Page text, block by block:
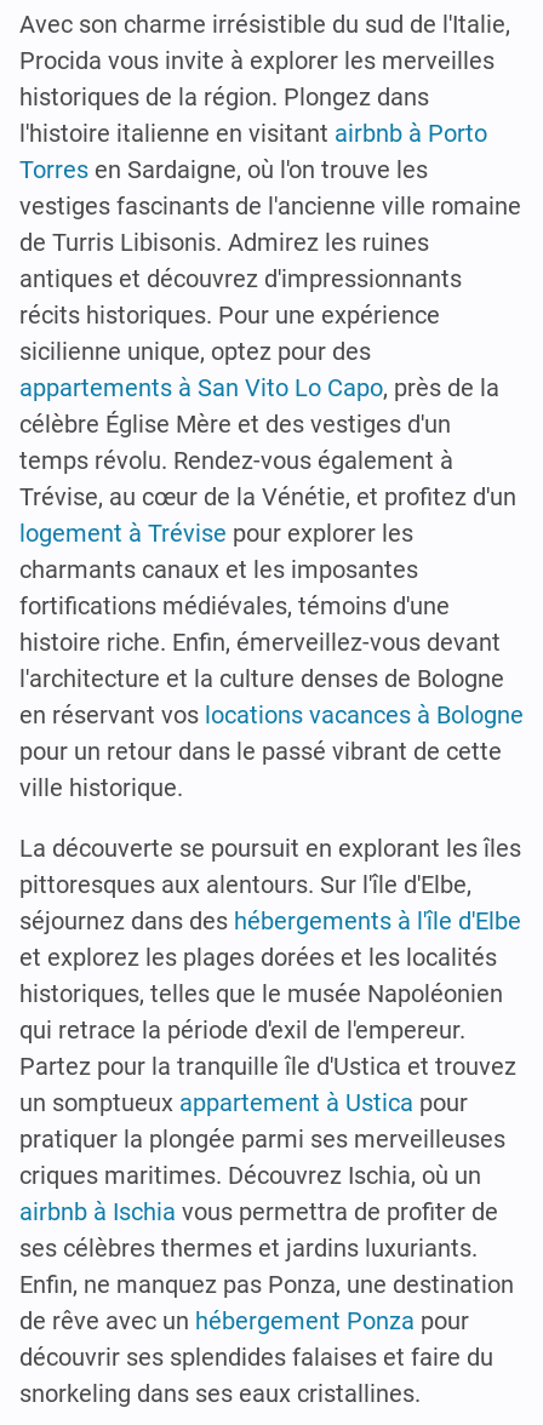
Avec son charme irrésistible du sud de l'Italie,
Procida vous invite à explorer les merveilles
historiques de la région. Plongez dans
l'histoire italienne en visitant airbnb à Porto
Torres en Sardaigne, où l'on trouve les
vestiges fascinants de l'ancienne ville romaine
de Turris Libisonis. Admirez les ruines
antiques et découvrez d'impressionnants
récits historiques. Pour une expérience
sicilienne unique, optez pour des
appartements à San Vito Lo Capo, près de la
célèbre Église Mère et des vestiges d'un
temps révolu. Rendez-vous également à
Trévise, au cœur de la Vénétie, et profitez d'un
logement à Trévise pour explorer les
charmants canaux et les imposantes
fortifications médiévales, témoins d'une
histoire riche. Enfin, émerveillez-vous devant
l'architecture et la culture denses de Bologne
en réservant vos locations vacances à Bologne
pour un retour dans le passé vibrant de cette
ville historique.
La découverte se poursuit en explorant les îles
pittoresques aux alentours. Sur l'île d'Elbe,
séjournez dans des hébergements à l'île d'Elbe
et explorez les plages dorées et les localités
historiques, telles que le musée Napoléonien
qui retrace la période d'exil de l'empereur.
Partez pour la tranquille île d'Ustica et trouvez
un somptueux appartement à Ustica pour
pratiquer la plongée parmi ses merveilleuses
criques maritimes. Découvrez Ischia, où un
airbnb à Ischia vous permettra de profiter de
ses célèbres thermes et jardins luxuriants.
Enfin, ne manquez pas Ponza, une destination
de rêve avec un hébergement Ponza pour
découvrir ses splendides falaises et faire du
snorkeling dans ses eaux cristallines.